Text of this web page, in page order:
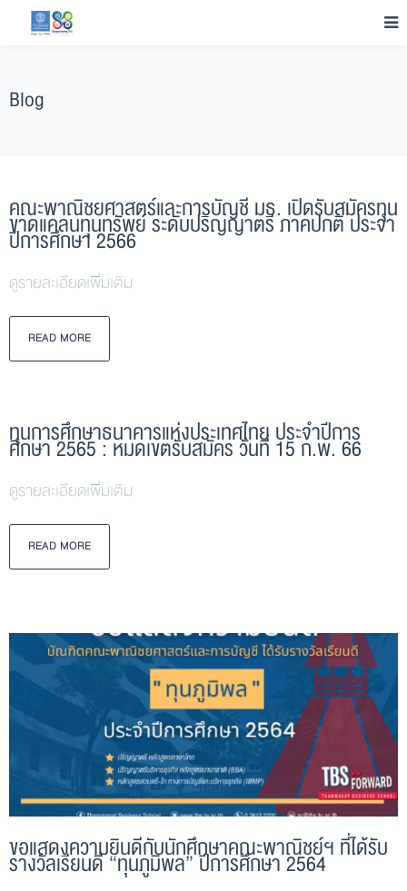
Blog
คณะพาณิชยศาสตร์และการบัญชี มธ. เปิดรับสมัครทุน
ขาดแคลนทุนทรัพย์ ระดับปริญญาตรี ภาคปกติ ประจำ
ปีการศึกษา 2566
ดูรายละเอียดเพิ่มเติม
READ MORE
ทุนการศึกษาธนาคารแห่งประเทศไทย ประจำปีการ
ศึกษา 2565 : หมดเขตรับสมัคร วันที่ 15 ก.พ. 66
ดูรายละเอียดเพิ่มเติม
READ MORE
ขอแสดงความยินดีกับนักศึกษาคณะพาณิชย์ฯ ที่ได้รับ
รางวัลเรียนดี “ทุนภูมิพล” ปีการศึกษา 2564